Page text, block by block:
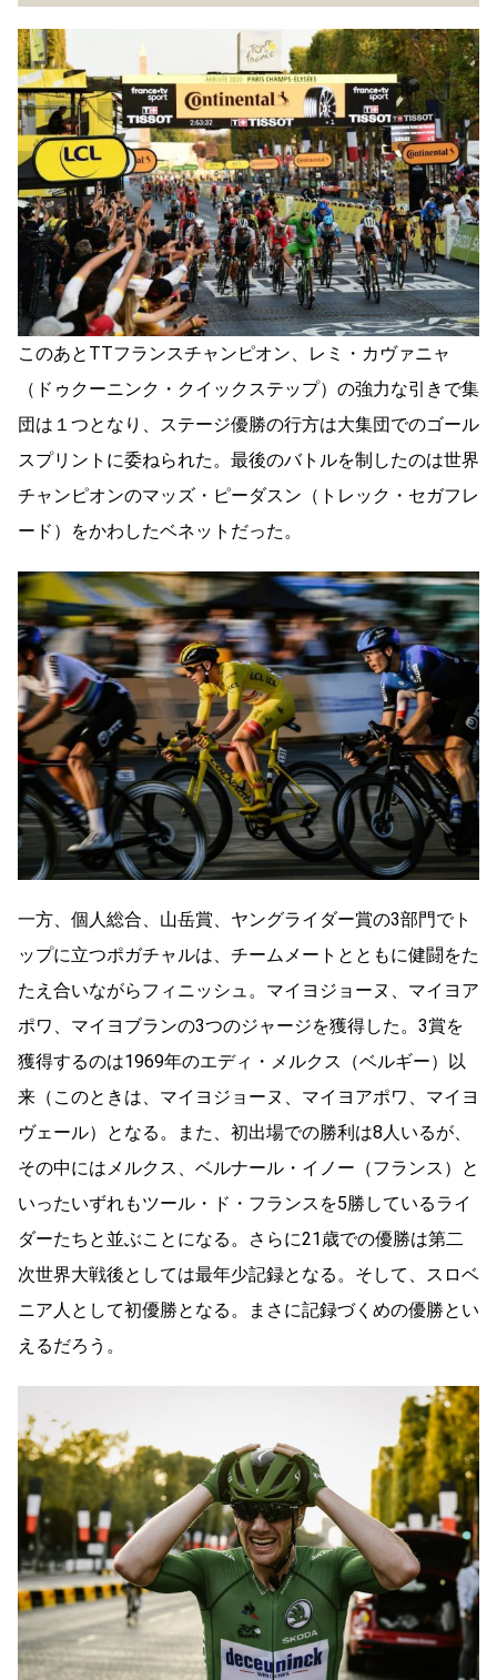
このあとTTフランスチャンピオン、レミ・カヴァニャ
（ドゥクーニンク・クイックステップ）の強力な引きで集
団は１つとなり、ステージ優勝の行方は大集団でのゴール
スプリントに委ねられた。最後のバトルを制したのは世界
チャンピオンのマッズ・ピーダスン（トレック・セガフレ
ード）をかわしたベネットだった。
一方、個人総合、山岳賞、ヤングライダー賞の3部門でト
ップに立つポガチャルは、チームメートとともに健闘をた
たえ合いながらフィニッシュ。マイヨジョーヌ、マイヨア
ポワ、マイヨブランの3つのジャージを獲得した。3賞を
獲得するのは1969年のエディ・メルクス（ベルギー）以
来（このときは、マイヨジョーヌ、マイヨアポワ、マイヨ
ヴェール）となる。また、初出場での勝利は8人いるが、
その中にはメルクス、ベルナール・イノー（フランス）と
いったいずれもツール・ド・フランスを5勝しているライ
ダーたちと並ぶことになる。さらに21歳での優勝は第二
次世界大戦後としては最年少記録となる。そして、スロベ
ニア人として初優勝となる。まさに記録づくめの優勝とい
えるだろう。